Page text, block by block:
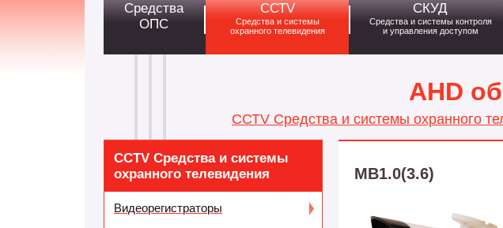
Средства
ОПС
ССТV
Средства и системы
охранного телевидения
СКУД
Средства и системы контроля
и управления доступом
AHD
ССТV Средства и системы охранного
ССТV Средства и системы
охранного телевидения
Видеорегистраторы
MB1.0(3.6)